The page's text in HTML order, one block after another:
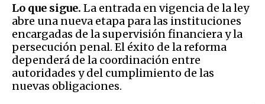
Lo que sigue. La entrada en vigencia de la ley
abre una nueva etapa para las instituciones
encargadas de la supervisión financiera y la
persecución penal. El éxito de la reforma
dependerá de la coordinación entre
autoridades y del cumplimiento de las
nuevas obligaciones.